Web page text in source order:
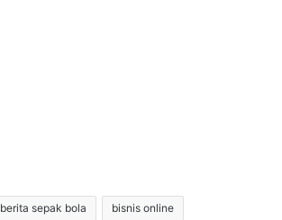
berita sepak bola bisnis online